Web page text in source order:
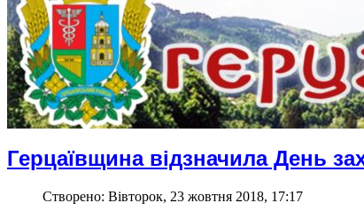
Герцаївщина відзначила День
Створено: Вівторок, 23 жовтня 2018, 17:17